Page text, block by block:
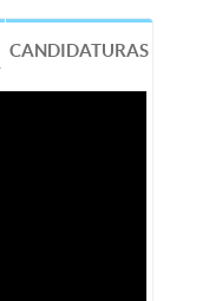
CANDIDATURAS